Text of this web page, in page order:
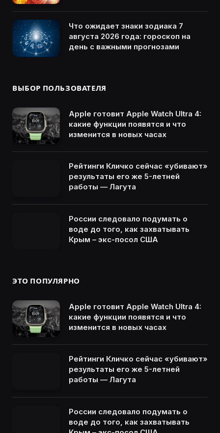
Что ожидает знаки зодиака 7
августа 2026 года: гороскоп на
день с важными прогнозами
ВЫБОР ПОЛЬЗОВАТЕЛЯ
Apple готовит Apple Watch Ultra 4:
какие функции появятся и что
изменится в новых часах
Рейтинги Кличко сейчас «убивают»
результаты его же 5-летней
работы — Лагута
России следовало подумать о
воде до того, как захватывать
Крым – экс-посол США
ЭТО ПОПУЛЯРНО
Apple готовит Apple Watch Ultra 4:
какие функции появятся и что
изменится в новых часах
Рейтинги Кличко сейчас «убивают»
результаты его же 5-летней
работы — Лагута
России следовало подумать о
воде до того, как захватывать